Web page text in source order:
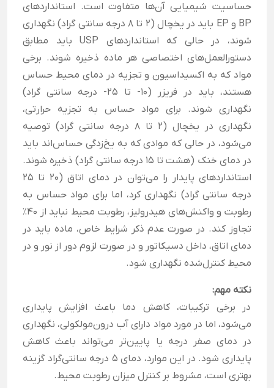
حساسیت شیمیایی آن‌ها متفاوت است. استانداردهای
BP و EP باید در یخچال (2 تا 8 درجه سانتی گراد) نگهداری
شوند، در حالی که استانداردهای USP باید مطابق
دستورالعمل‌های اختصاصی هر ماده ذخیره شوند. برخی
مواد که به اکسیداسیون و تجزیه در دمای محیط حساس
هستند، باید در فریزر (10- تا 25- درجه سانتی گراد)
نگهداری شوند. برای مواد حساس به تجزیه حرارتی،
نگهداری در یخچال (2 تا 8 درجه سانتی گراد) توصیه
می‌شود، در حالی که موادی که به یخ‌زدگی حساس‌اند باید
در دمای خنک (هشت تا 15 درجه سانتی گراد) ذخیره شوند.
استانداردهای پایدار را می‌توان در دمای اتاق (20 تا 25
درجه سانتی گراد) نگهداری کرد، اما برای مواد حساس به
رطوبت و واکنش‌های هیدرولیز، رطوبت محیط نباید از ۴۰٪
تجاوز کند. در صورت عدم ذکر شرایط خاص، ماده باید در
دمای اتاق، داخل دسیکاتور و در صورت لزوم دور از نور و در
محیط کنترل‌شده نگهداری شود.
نکته مهم:
در برخی ترکیبات، کاهش دما باعث افزایش پایداری
می‌شود، اما در مورد مواد دارای آب درون‌مولکولی، نگهداری
در دمای صفر درجه یا پایین‌تر می‌تواند باعث کاهش
پایداری شود. در این موارد، دمای ۵ درجه سانتی‌گراد گزینه
بهتری است، مشروط بر کنترل میزان رطوبت محیط.